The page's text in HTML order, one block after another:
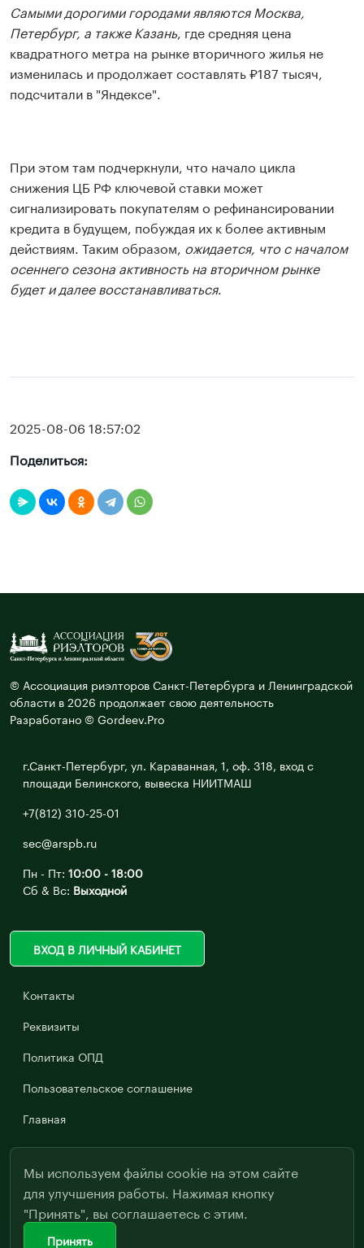
Самыми дорогими городами являются Москва,
Петербург, а также Казань, где средняя цена
квадратного метра на рынке вторичного жилья не
изменилась и продолжает составлять ₽187 тысяч,
подсчитали в "Яндексе".
При этом там подчеркнули, что начало цикла
снижения ЦБ РФ ключевой ставки может
сигнализировать покупателям о рефинансировании
кредита в будущем, побуждая их к более активным
действиям. Таким образом, ожидается, что с началом
осеннего сезона активность на вторичном рынке
будет и далее восстанавливаться.
2025-08-06 18:57:02
Поделиться:
© Ассоциация риэлторов Санкт-Петербурга и Ленинградской
области в 2026 продолжает свою деятельность
Разработано © Gordeev.Pro
г.Санкт-Петербург, ул. Караванная, 1, оф. 318, вход с
площади Белинского, вывеска НИИТМАШ
+7(812) 310-25-01
sec@arspb.ru
Пн - Пт: 10:00 - 18:00
Сб & Вс: Выходной
ВХОД В ЛИЧНЫЙ КАБИНЕТ
Контакты
Реквизиты
Политика ОПД
Пользовательское соглашение
Главная
Мы используем файлы cookie на этом сайте
для улучшения работы. Нажимая кнопку
"Принять", вы соглашаетесь с этим.
Принять